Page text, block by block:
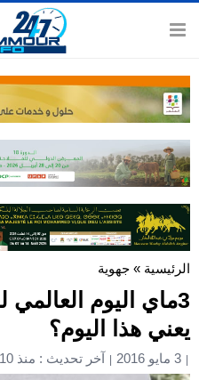
الرئيسية » جهوية
3ماي اليوم العالمي
يعني هذا اليوم؟
3 مايو 2016 آخر تحديث : منذ 10 سنوات